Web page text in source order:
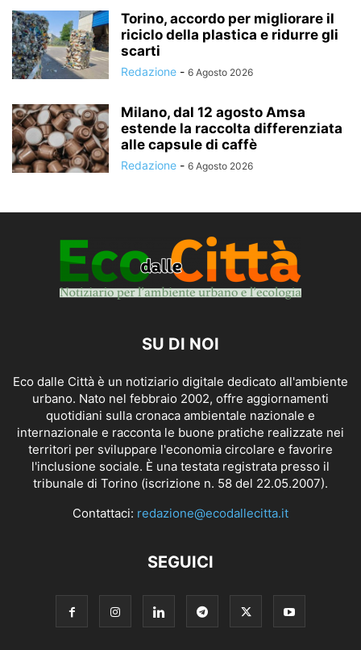
Torino, accordo per migliorare il
riciclo della plastica e ridurre gli
scarti
Redazione - 6 Agosto 2026
Milano, dal 12 agosto Amsa
estende la raccolta differenziata
alle capsule di caffè
Redazione - 6 Agosto 2026
SU DI NOI
Eco dalle Città è un notiziario digitale dedicato all'ambiente
urbano. Nato nel febbraio 2002, offre aggiornamenti
quotidiani sulla cronaca ambientale nazionale e
internazionale e racconta le buone pratiche realizzate nei
territori per sviluppare l'economia circolare e favorire
l'inclusione sociale. È una testata registrata presso il
tribunale di Torino (iscrizione n. 58 del 22.05.2007).
Contattaci: redazione@ecodallecitta.it
SEGUICI